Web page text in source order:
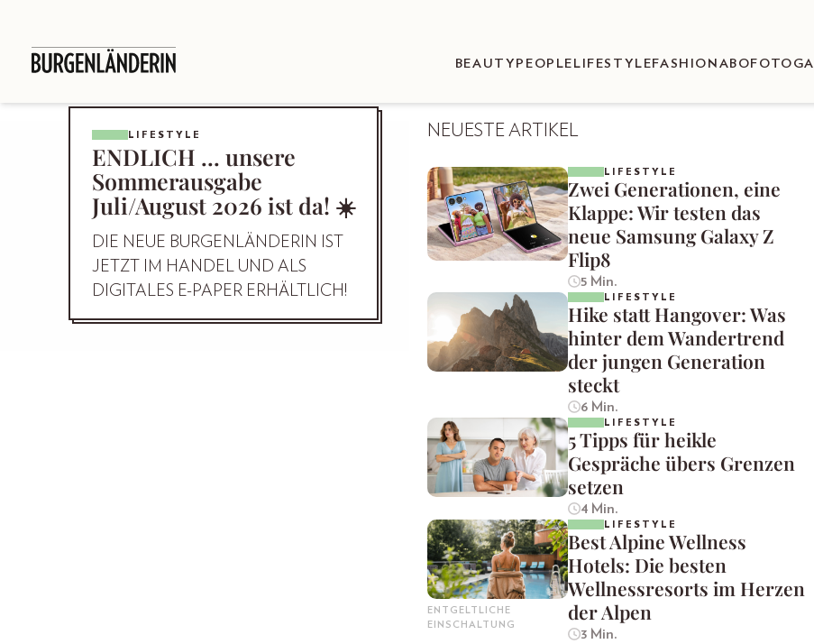
BEAUTY PEOPLE LIFESTYLEFASHION ABO
LIFESTYLE
ENDLICH … unsere
Sommerausgabe
Juli/August 2026 ist da! ☀️
DIE NEUE BURGENLÄNDERIN IST
JETZT IM HANDEL UND ALS
DIGITALES E-PAPER ERHÄLTLICH!
NEUESTE ARTIKEL
LIFESTYLE
Zwei Generationen, eine
Klappe: Wir testen das
neue Samsung Galaxy Z
Flip8
5 Min.
LIFESTYLE
Hike statt Hangover: Was
hinter dem Wandertrend
der jungen Generation
steckt
6 Min.
LIFESTYLE
5 Tipps für heikle
Gespräche übers Grenzen
setzen
4 Min.
ENTGELTLICHE
EINSCHALTUNG
LIFESTYLE
Best Alpine Wellness
Hotels: Die besten
Wellnessresorts im Herzen
der Alpen
3 Min.